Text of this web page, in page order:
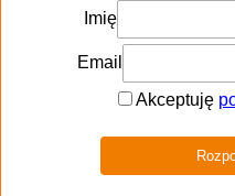
Specjalnie dla Ciebie
mailowyprzygotowujący
Codziennie przez dwa
na swoją skrzynkę
odnaleźć Ci się w tym